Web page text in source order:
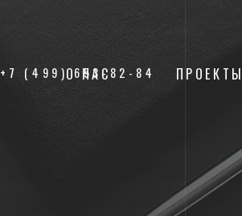
+7 (499) 653-82-84
О НАС ПРОЕКТЫ